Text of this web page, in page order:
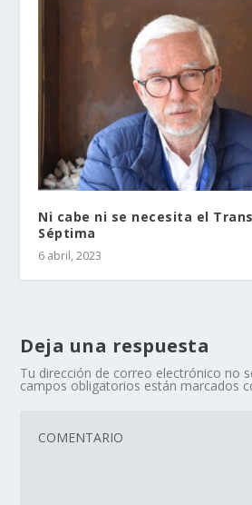
Ni cabe ni se necesita el
Séptima
6 abril, 2023
Deja una respuesta
Tu dirección de correo electrónico no
campos obligatorios están marcados